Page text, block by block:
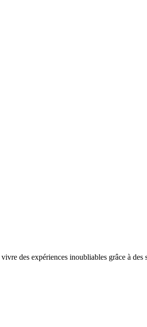
des expériences inoubliables grâce à